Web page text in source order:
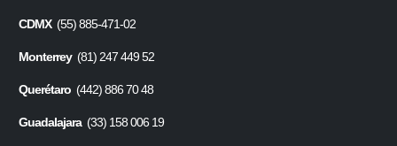
CDMX(55) 885-471-02
Monterrey(81) 247 449 52
Querétaro (442) 886 70 48
Guadalajara(33) 158 006 19